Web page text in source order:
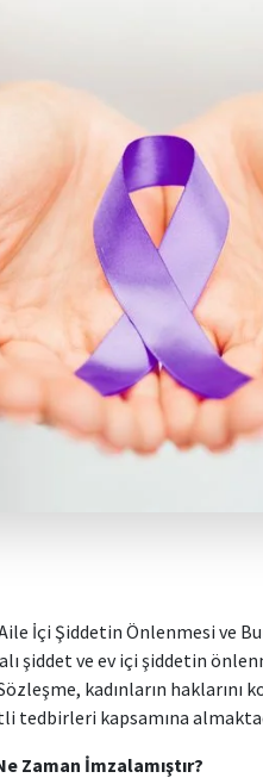
İçi Şiddetin Önlenmesi ve
şiddet ve ev içi şiddetin
kadınların
tedbirleri kapsamına
Zaman İmzalamıştır?